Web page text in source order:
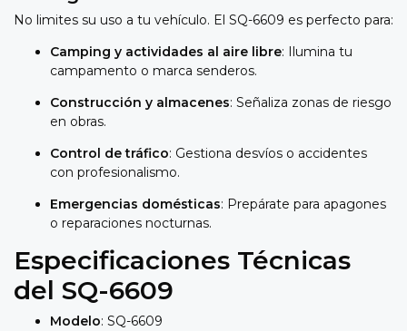
No limites su uso a tu vehículo. El SQ-6609 es perfecto para:
Camping y actividades al aire libre: Ilumina tu
campamento o marca senderos.
Construcción y almacenes: Señaliza zonas de riesgo
en obras.
Control de tráfico: Gestiona desvíos o accidentes
con profesionalismo.
Emergencias domésticas: Prepárate para apagones
o reparaciones nocturnas.
Especificaciones Técnicas
del SQ-6609
Modelo: SQ-6609